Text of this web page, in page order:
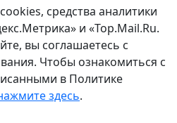
средства аналитики
и «Top.Mail.Ru.
вы соглашаетесь с
Чтобы ознакомиться с
в Политике
здесь.